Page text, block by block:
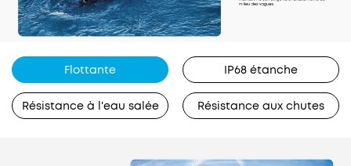
Flottante IP68 étanche
Résistance à l'eau salée Résistance aux chutes